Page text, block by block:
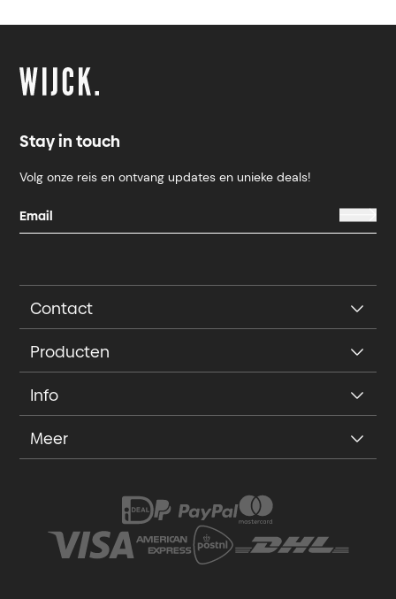
Stay in touch
Volg onze reis en ontvang updates en unieke deals!
Contact
Producten
Info
Meer